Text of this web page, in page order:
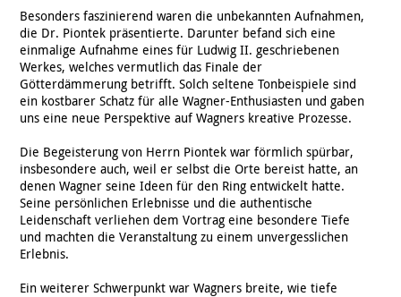
Besonders faszinierend waren die unbekannten Aufnahmen,
die Dr. Piontek präsentierte. Darunter befand sich eine
einmalige Aufnahme eines für Ludwig II. geschriebenen
Werkes, welches vermutlich das Finale der
Götterdämmerung betrifft. Solch seltene Tonbeispiele sind
ein kostbarer Schatz für alle Wagner-Enthusiasten und gaben
uns eine neue Perspektive auf Wagners kreative Prozesse.
Die Begeisterung von Herrn Piontek war förmlich spürbar,
insbesondere auch, weil er selbst die Orte bereist hatte, an
denen Wagner seine Ideen für den Ring entwickelt hatte.
Seine persönlichen Erlebnisse und die authentische
Leidenschaft verliehen dem Vortrag eine besondere Tiefe
und machten die Veranstaltung zu einem unvergesslichen
Erlebnis.
Ein weiterer Schwerpunkt war Wagners breite, wie tiefe